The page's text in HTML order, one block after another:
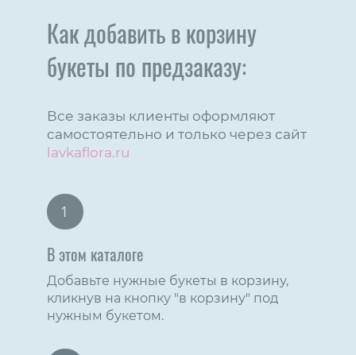
Как добавить в корзину
букеты по предзаказу:
Все заказы клиенты оформляют
самостоятельно и только через сайт
lavkaflora.ru
1
В этом каталоге
Добавьте нужные букеты в корзину,
кликнув на кнопку "в корзину" под
нужным букетом.